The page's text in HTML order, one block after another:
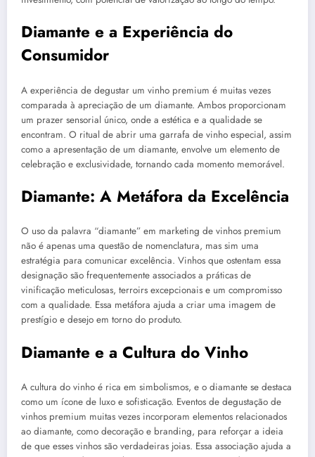
Diamante e a Experiência do
Consumidor
A experiência de degustar um vinho premium é muitas vezes
comparada à apreciação de um diamante. Ambos proporcionam
um prazer sensorial único, onde a estética e a qualidade se
encontram. O ritual de abrir uma garrafa de vinho especial, assim
como a apresentação de um diamante, envolve um elemento de
celebração e exclusividade, tornando cada momento memorável.
Diamante: A Metáfora da Excelência
O uso da palavra “diamante” em marketing de vinhos premium
não é apenas uma questão de nomenclatura, mas sim uma
estratégia para comunicar excelência. Vinhos que ostentam essa
designação são frequentemente associados a práticas de
vinificação meticulosas, terroirs excepcionais e um compromisso
com a qualidade. Essa metáfora ajuda a criar uma imagem de
prestígio e desejo em torno do produto.
Diamante e a Cultura do Vinho
A cultura do vinho é rica em simbolismos, e o diamante se destaca
como um ícone de luxo e sofisticação. Eventos de degustação de
vinhos premium muitas vezes incorporam elementos relacionados
ao diamante, como decoração e branding, para reforçar a ideia
de que esses vinhos são verdadeiras joias. Essa associação ajuda a